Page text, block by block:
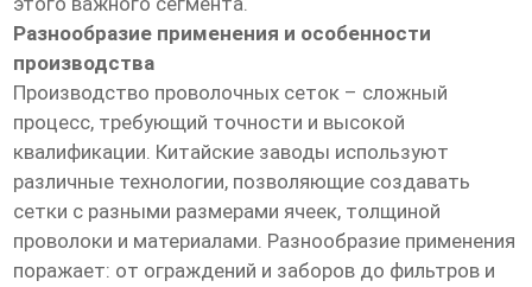
Разнообразие применения и особенности
производства
Производство проволочных сеток – сложный
процесс, требующий точности и высокой
квалификации. Китайские заводы используют
различные технологии, позволяющие создавать
сетки с разными размерами ячеек, толщиной
проволоки и материалами. Разнообразие применения
поражает: от ограждений и заборов до фильтров и